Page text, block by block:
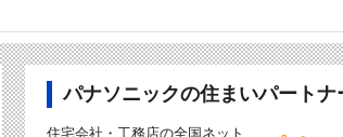
パナソニックの住まいパート
住宅会社・工務店の全国ネット